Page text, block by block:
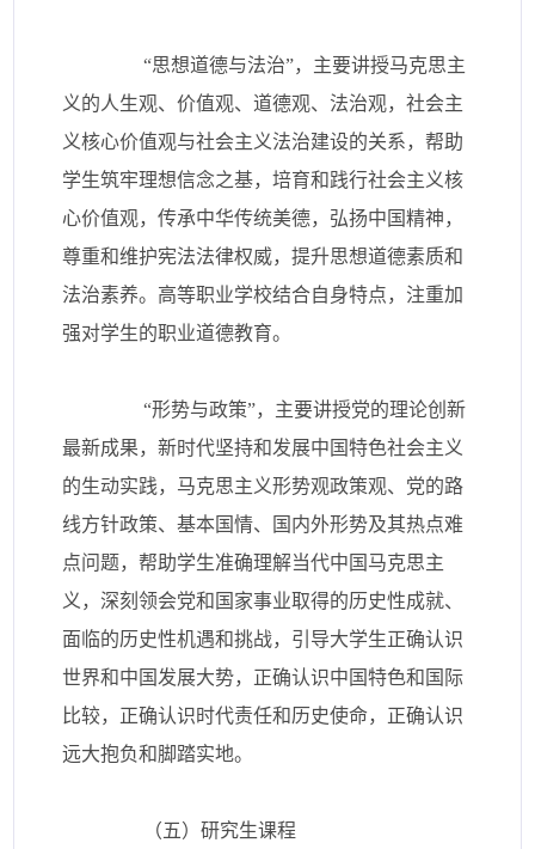
“思想道德与法治”，主要讲授马克思主
义的人生观、价值观、道德观、法治观，社会主
义核心价值观与社会主义法治建设的关系，帮助
学生筑牢理想信念之基，培育和践行社会主义核
心价值观，传承中华传统美德，弘扬中国精神，
尊重和维护宪法法律权威，提升思想道德素质和
法治素养。高等职业学校结合自身特点，注重加
强对学生的职业道德教育。
“形势与政策”，主要讲授党的理论创新
最新成果，新时代坚持和发展中国特色社会主义
的生动实践，马克思主义形势观政策观、党的路
线方针政策、基本国情、国内外形势及其热点难
点问题，帮助学生准确理解当代中国马克思主
义，深刻领会党和国家事业取得的历史性成就、
面临的历史性机遇和挑战，引导大学生正确认识
世界和中国发展大势，正确认识中国特色和国际
比较，正确认识时代责任和历史使命，正确认识
远大抱负和脚踏实地。
（五）研究生课程